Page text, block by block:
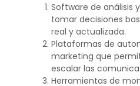
Software de análisis
tomar decisiones
real y actualizada.
Plataformas de
marketing que
escalar las
Herramientas de